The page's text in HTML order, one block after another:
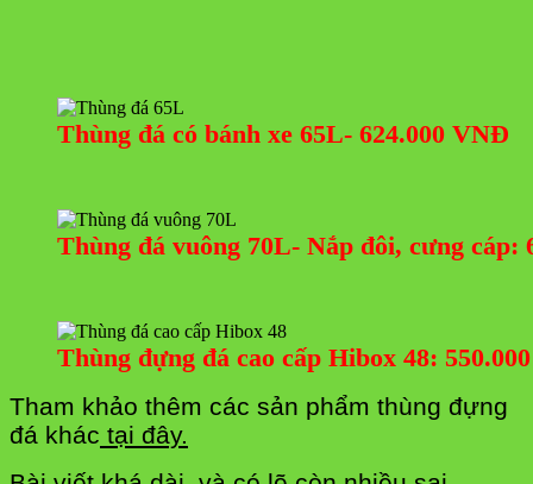
Thùng đá có bánh xe 65L- 624.000 VNĐ
Thùng đá vuông 70L- Nắp đôi, cưng cáp:
Thùng đựng đá cao cấp Hibox 48:
Tham khảo thêm các sản phẩm thùng đựng
đá khác tại đây.